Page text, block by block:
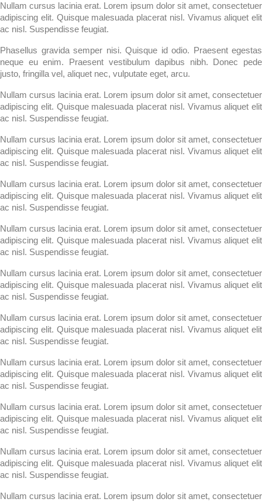
Nullam cursus lacinia erat. Lorem ipsum dolor sit amet, consectetuer
adipiscing elit. Quisque malesuada placerat nisl. Vivamus aliquet elit
ac nisl. Suspendisse feugiat.
Phasellus gravida semper nisi. Quisque id odio. Praesent egestas
neque eu enim. Praesent vestibulum dapibus nibh. Donec pede
justo, fringilla vel, aliquet nec, vulputate eget, arcu.
Nullam cursus lacinia erat. Lorem ipsum dolor sit amet, consectetuer
adipiscing elit. Quisque malesuada placerat nisl. Vivamus aliquet elit
ac nisl. Suspendisse feugiat.
Nullam cursus lacinia erat. Lorem ipsum dolor sit amet, consectetuer
adipiscing elit. Quisque malesuada placerat nisl. Vivamus aliquet elit
ac nisl. Suspendisse feugiat.
Nullam cursus lacinia erat. Lorem ipsum dolor sit amet, consectetuer
adipiscing elit. Quisque malesuada placerat nisl. Vivamus aliquet elit
ac nisl. Suspendisse feugiat.
Nullam cursus lacinia erat. Lorem ipsum dolor sit amet, consectetuer
adipiscing elit. Quisque malesuada placerat nisl. Vivamus aliquet elit
ac nisl. Suspendisse feugiat.
Nullam cursus lacinia erat. Lorem ipsum dolor sit amet, consectetuer
adipiscing elit. Quisque malesuada placerat nisl. Vivamus aliquet elit
ac nisl. Suspendisse feugiat.
Nullam cursus lacinia erat. Lorem ipsum dolor sit amet, consectetuer
adipiscing elit. Quisque malesuada placerat nisl. Vivamus aliquet elit
ac nisl. Suspendisse feugiat.
Nullam cursus lacinia erat. Lorem ipsum dolor sit amet, consectetuer
adipiscing elit. Quisque malesuada placerat nisl. Vivamus aliquet elit
ac nisl. Suspendisse feugiat.
Nullam cursus lacinia erat. Lorem ipsum dolor sit amet, consectetuer
adipiscing elit. Quisque malesuada placerat nisl. Vivamus aliquet elit
ac nisl. Suspendisse feugiat.
Nullam cursus lacinia erat. Lorem ipsum dolor sit amet, consectetuer
adipiscing elit. Quisque malesuada placerat nisl. Vivamus aliquet elit
ac nisl. Suspendisse feugiat.
Nullam cursus lacinia erat. Lorem ipsum dolor sit amet, consectetuer